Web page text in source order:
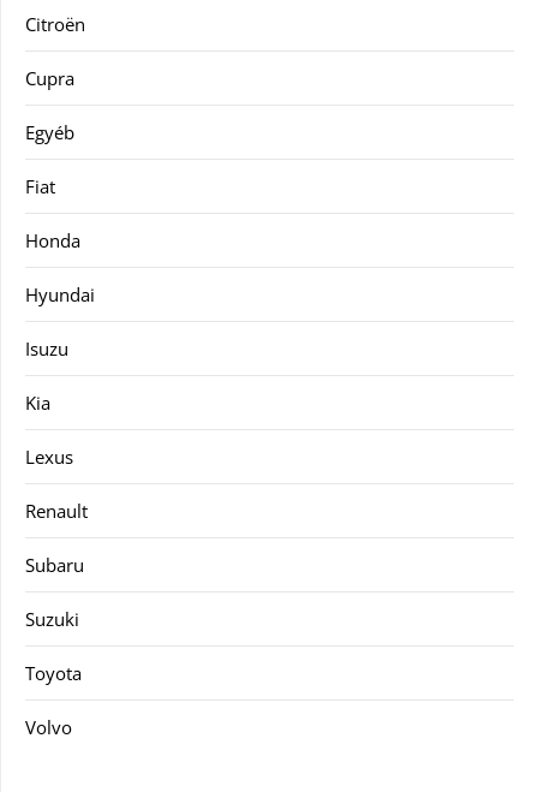
Citroën
Cupra
Egyéb
Fiat
Honda
Hyundai
Isuzu
Kia
Lexus
Renault
Subaru
Suzuki
Toyota
Volvo